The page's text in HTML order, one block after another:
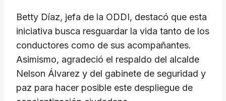
Betty Díaz, jefa de la ODDI, destacó que esta
iniciativa busca resguardar la vida tanto de los
conductores como de sus acompañantes.
Asimismo, agradeció el respaldo del alcalde
Nelson Álvarez y del gabinete de seguridad y
paz para hacer posible este despliegue de